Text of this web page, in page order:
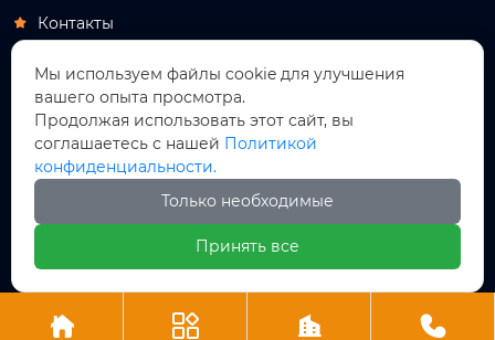
 Контакты
Самоходная ножничная подъемная рабочая
платформа
Санитарно-технические сооружения
Гидравлические компоненты
Новое энергетическое оборудование
Оборудование для пивоварения
   
Мы используем файлы cookie для улучшения
вашего опыта просмотра.
Продолжая использовать этот сайт, вы
соглашаетесь с нашей Политикой
конфиденциальности.
Только необходимые
Принять все